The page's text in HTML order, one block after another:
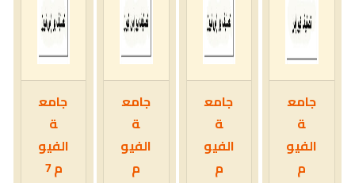
جامع
ة
الفيو
م
جامع
ة
الفيو
م
جامع
ة
الفيو
م
جامع
ة
الفيو
م 7